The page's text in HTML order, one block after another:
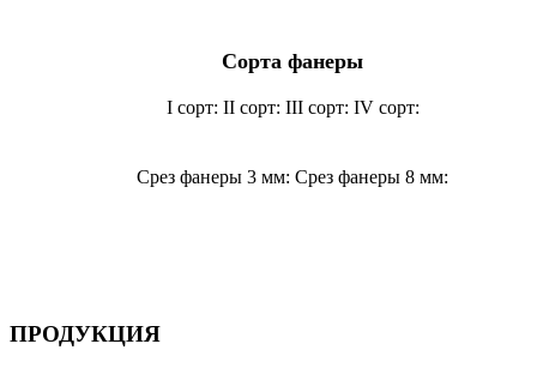
Сорта фанеры
I сорт: II сорт: III сорт: IV сорт:
Срез фанеры 3 мм: Срез фанеры 8 мм:
ПРОДУКЦИЯ